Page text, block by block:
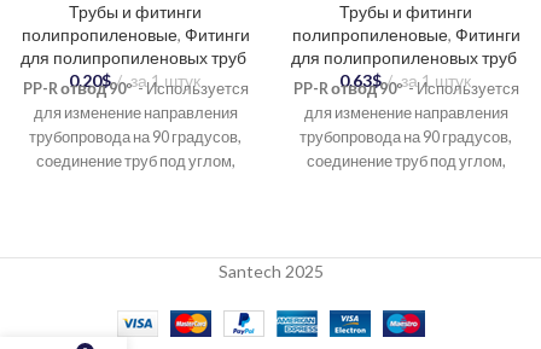
Трубы и фитинги
полипропиленовые, Фитинги
для полипропиленовых труб
0.20$ за 1 штук
PP-R отвод 90º- Используется
для изменение направления
трубопровода на 90 градусов,
соединение труб под углом,
Трубы и фитинги
полипропиленовые, Фитинги
для полипропиленовых труб
0.63$ за 1 штук
PP-R отвод 90º- Используется
для изменение направления
трубопровода на 90 градусов,
соединение труб под углом,
Santech 2025